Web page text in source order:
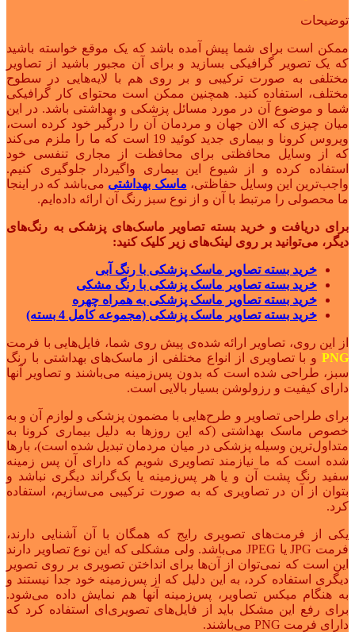
توضیحات
ممکن است برای شما پیش آمده باشد که یک موقع خواسته باشید
که یک تصویر گرافیکی بسازید و برای آن مجبور باشید از تصاویر
مختلفی به صورت ترکیبی و بر روی هم با لایه‌هایی در سطوح
مختلف، استفاده کنید. همچنین ممکن است محتوای کار گرافیکی
شما و موضوع آن در مورد مسائل پزشکی و بهداشتی باشد. در این
میان چیزی که الان جهان و مردمان آن را درگیر خود کرده است،
ویروس کرونا و بیماری جدید کوئید 19 است که ما را ملزم می‌کند
که از وسایل محافظتی برای محافظت از مجاری تنفسی خود
استفاده کرده و از شیوع این بیماری واگیردار جلوگیری کنیم.
واجب‌ترین این وسایل حفاظتی، ماسک بهداشتی می‌باشد که در اینجا
ما محصولی را مرتبط با آن و از نوع سبز رنگ آن ارائه داده‌ایم.
برای دریافت و خرید بسته تصاویر ماسک‌های پزشکی به رنگ‌های
دیگر، می‌توانید بر روی لینک‌های زیر کلیک کنید:
خرید بسته تصاویر ماسک پزشکی با رنگ آبی
خرید بسته تصاویر ماسک پزشکی با رنگ مشکی
خرید بسته تصاویر ماسک پزشکی به همراه چهره
خرید بسته تصاویر ماسک پزشکی (مجموعه کامل 4 بسته)
از این روی، تصاویر ارائه شده‌ی پیش روی شما، فایل‌هایی با فرمت
PNG و با تصاویری از انواع مختلفی از ماسک‌های بهداشتی با رنگ
سبز، طراحی شده است که بدون پس‌زمینه می‌باشند و تصاویر آنها
دارای کیفیت و رزولوشن بسیار بالایی است.
برای طراحی تصاویر و طرح‌هایی با مضمون پزشکی و لوازم آن و به
خصوص ماسک بهداشتی (که این روزها به دلیل بیماری کرونا به
متداول‌ترین وسیله پزشکی در میان مردمان تبدیل شده است)، بارها
شده است که ما نیازمند تصاویری شویم که دارای آن پس زمینه
سفید رنگ پشت آن و یا هر پس‌زمینه یا بک‌گراند دیگری نباشد و
بتوان از آن در تصاویری که به صورت ترکیبی می‌سازیم، استفاده
کرد.
یکی از فرمت‌های تصویری رایج که همگان با آن آشنایی دارند،
فرمت JPG یا JPEG می‌باشد. ولی مشکلی که این نوع تصاویر دارند
این است که نمی‌توان از آن‌ها برای انداختن تصویری بر روی تصویر
دیگری استفاده کرد، به این دلیل که از پس‌زمینه خود جدا نیستند و
به هنگام میکس تصاویر، پس‌زمینه آنها هم نمایش داده می‌شود.
برای رفع این مشکل باید از فایل‌های تصویری‌ای استفاده کرد که
دارای فرمت PNG می‌باشند.